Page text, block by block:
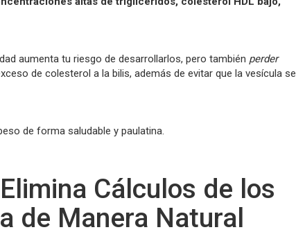
aumenta tu riesgo de desarrollarlos, pero también perder
de colesterol a la bilis, además de evitar que la vesícula se
de forma saludable y paulatina.
Cálculos de los
de Manera Natural